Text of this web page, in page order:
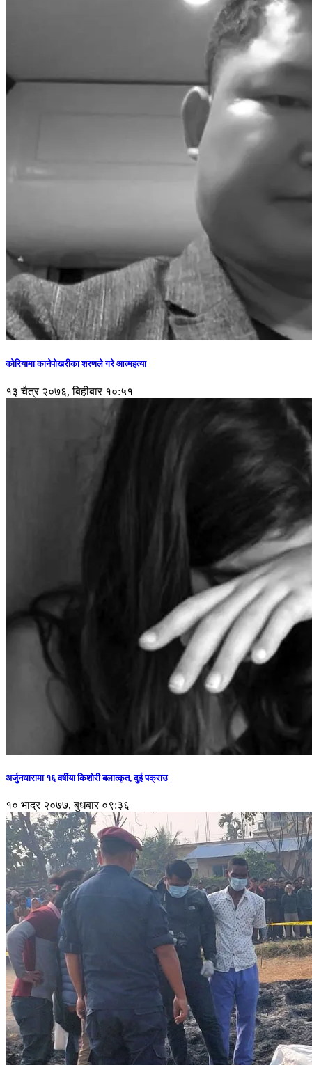
कोरियामा कानेपोखरीका शरणले गरे आत्महत्या
१३ चैत्र २०७६, बिहीबार १०:५१
अर्जुनधारामा १६ वर्षीया किशोरी बलात्कृत, दुई पक्राउ
१० भाद्र २०७७, बुधबार ०९:३६